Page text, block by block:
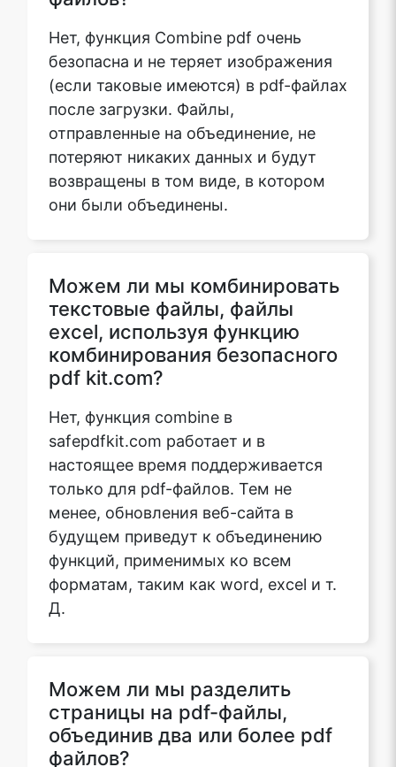
Нет, функция Combine pdf очень
безопасна и не теряет изображения
(если таковые имеются) в pdf-файлах
после загрузки. Файлы,
отправленные на объединение, не
потеряют никаких данных и будут
возвращены в том виде, в котором
они были объединены.
Можем ли мы комбинировать
текстовые файлы, файлы
excel, используя функцию
комбинирования безопасного
pdf kit.com?
Нет, функция combine в
safepdfkit.com работает и в
настоящее время поддерживается
только для pdf-файлов. Тем не
менее, обновления веб-сайта в
будущем приведут к объединению
функций, применимых ко всем
форматам, таким как word, excel и т.
Д.
Можем ли мы разделить
страницы на pdf-файлы,
объединив два или более pdf
файлов?